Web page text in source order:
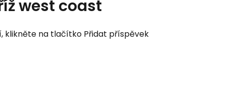
west coast
klikněte na tlačítko Přidat příspěvek